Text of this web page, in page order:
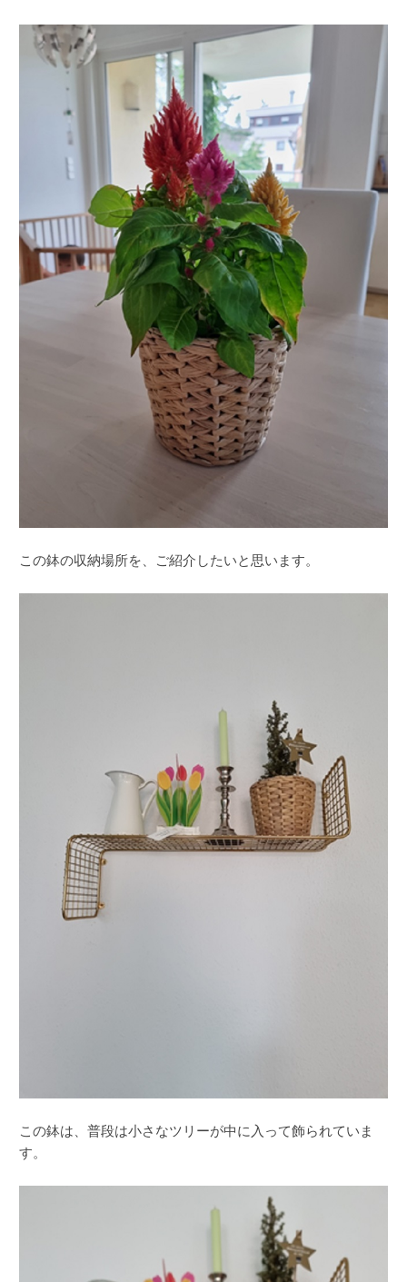
この鉢の収納場所を、ご紹介したいと思います。
この鉢は、普段は小さなツリーが中に入って飾られていま
す。